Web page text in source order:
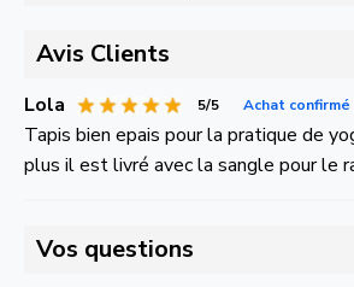
Avis Clients
Lola 5/5 Achat confirmé
Tapis bien epais pour la pratique de
plus il est livré avec la sangle pour le
Vos questions